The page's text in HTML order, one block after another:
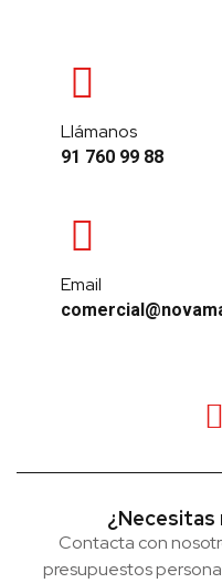
Llámanos
91 760 99 88
Email
¿Necesitas
Contacta con
presupuestos